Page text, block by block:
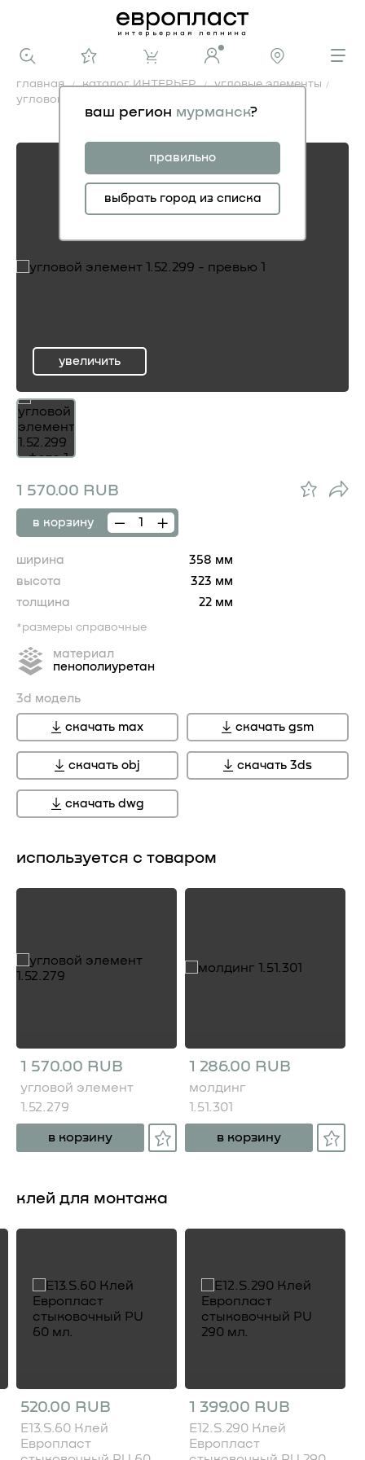
ваш регион мурманск?
правильно
выбрать город из списка
главная каталог ИНТЕРЬЕР
угловые элементы
угловой элемент 1.52.299
угловой элемент 1.52.299
ru
увеличить
1 570.00 RUB
в корзину
ширина
358 мм
высота
323 мм
толщина
22 мм
*размеры справочные
материал
пенополиуретан
3d модель
скачать max скачать gsm
скачать obj скачать 3ds
скачать dwg
используется с товаром
1 570.00 RUB
угловой элемент
1.52.279
в корзину
1 286.00 RUB
молдинг
1.51.301
в корзину
клей для монтажа
520.00 RUB
E13.S.60 Клей
Европласт
1 399.00 RUB
E12.S.290 Клей
Европласт